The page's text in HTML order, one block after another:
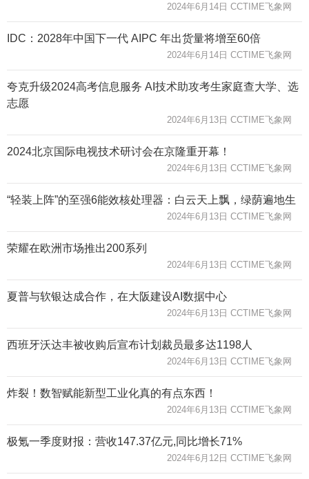
2024年6月14日 CCTIME飞象网
IDC：2028年中国下一代 AIPC 年出货量将增至60倍
2024年6月14日 CCTIME飞象网
夸克升级2024高考信息服务 AI技术助攻考生家庭查大学、选
志愿
2024年6月13日 CCTIME飞象网
2024北京国际电视技术研讨会在京隆重开幕！
2024年6月13日 CCTIME飞象网
“轻装上阵”的至强6能效核处理器：白云天上飘，绿荫遍地生
2024年6月13日 CCTIME飞象网
荣耀在欧洲市场推出200系列
2024年6月13日 CCTIME飞象网
夏普与软银达成合作，在大阪建设AI数据中心
2024年6月13日 CCTIME飞象网
西班牙沃达丰被收购后宣布计划裁员最多达1198人
2024年6月13日 CCTIME飞象网
炸裂！数智赋能新型工业化真的有点东西！
2024年6月13日 CCTIME飞象网
极氪一季度财报：营收147.37亿元,同比增长71%
2024年6月12日 CCTIME飞象网